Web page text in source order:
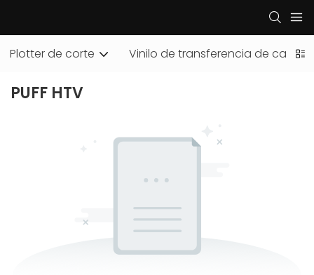
Plotter de corte Vinilo de transferencia de calor
PUFF HTV